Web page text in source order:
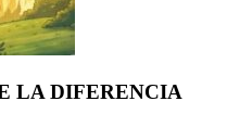
LA DIFERENCIA